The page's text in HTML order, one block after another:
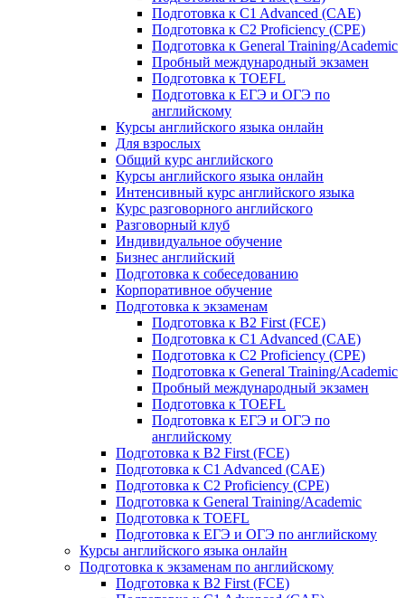
Подготовка к C1 Advanced (CAE)
Подготовка к C2 Proficiency (CPE)
Подготовка к General Training/Academic
Пробный международный экзамен
Подготовка к TOEFL
Подготовка к ЕГЭ и ОГЭ по
английскому
Курсы английского языка онлайн
Для взрослых
Общий курс английского
Курсы английского языка онлайн
Интенсивный курс английского языка
Курс разговорного английского
Разговорный клуб
Индивидуальное обучение
Бизнес английский
Подготовка к собеседованию
Корпоративное обучение
Подготовка к экзаменам
Подготовка к B2 First (FCE)
Подготовка к C1 Advanced (CAE)
Подготовка к C2 Proficiency (CPE)
Подготовка к General Training/Academic
Пробный международный экзамен
Подготовка к TOEFL
Подготовка к ЕГЭ и ОГЭ по
английскому
Подготовка к B2 First (FCE)
Подготовка к C1 Advanced (CAE)
Подготовка к C2 Proficiency (CPE)
Подготовка к General Training/Academic
Подготовка к TOEFL
Подготовка к ЕГЭ и ОГЭ по английскому
Курсы английского языка онлайн
Подготовка к экзаменам по английскому
Подготовка к B2 First (FCE)